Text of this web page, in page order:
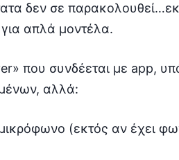
δεν σε
απλά μοντέλα.
που συνδέεται με app,
αλλά:
(εκτός αν έχει